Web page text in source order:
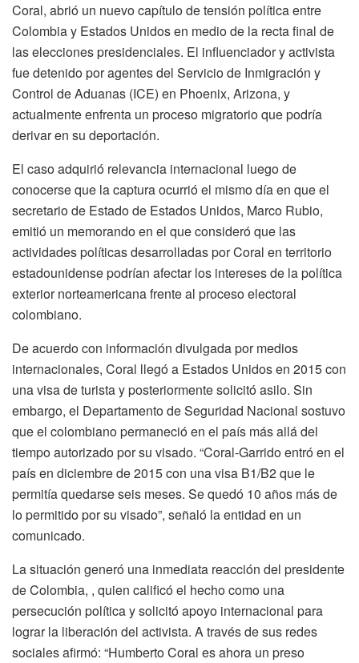
Coral, abrió un nuevo capítulo de tensión política entre
Colombia y Estados Unidos en medio de la recta final de
las elecciones presidenciales. El influenciador y activista
fue detenido por agentes del Servicio de Inmigración y
Control de Aduanas (ICE) en Phoenix, Arizona, y
actualmente enfrenta un proceso migratorio que podría
derivar en su deportación.
El caso adquirió relevancia internacional luego de
conocerse que la captura ocurrió el mismo día en que el
secretario de Estado de Estados Unidos, Marco Rubio,
emitió un memorando en el que consideró que las
actividades políticas desarrolladas por Coral en territorio
estadounidense podrían afectar los intereses de la política
exterior norteamericana frente al proceso electoral
colombiano.
De acuerdo con información divulgada por medios
internacionales, Coral llegó a Estados Unidos en 2015 con
una visa de turista y posteriormente solicitó asilo. Sin
embargo, el Departamento de Seguridad Nacional sostuvo
que el colombiano permaneció en el país más allá del
tiempo autorizado por su visado. “Coral-Garrido entró en el
país en diciembre de 2015 con una visa B1/B2 que le
permitía quedarse seis meses. Se quedó 10 años más de
lo permitido por su visado”, señaló la entidad en un
comunicado.
La situación generó una inmediata reacción del presidente
de Colombia, , quien calificó el hecho como una
persecución política y solicitó apoyo internacional para
lograr la liberación del activista. A través de sus redes
sociales afirmó: “Humberto Coral es ahora un preso